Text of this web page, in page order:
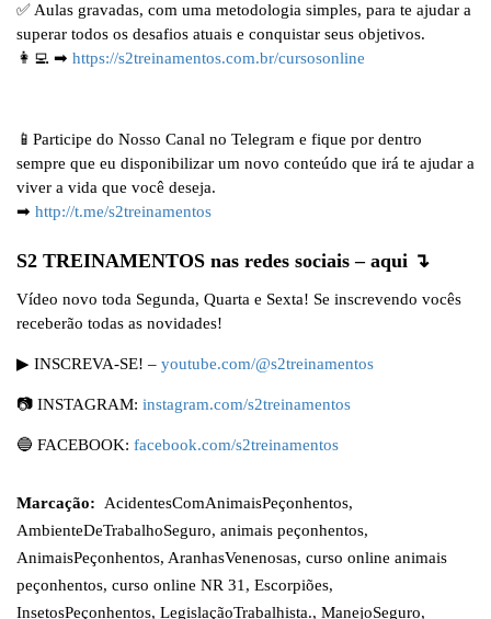
✅ Aulas gravadas, com uma metodologia simples, para te ajudar a
superar todos os desafios atuais e conquistar seus objetivos.
👩‍💻 ➡ https://s2treinamentos.com.br/cursosonline
📱Participe do Nosso Canal no Telegram e fique por dentro
sempre que eu disponibilizar um novo conteúdo que irá te ajudar a
viver a vida que você deseja.
➡ http://t.me/s2treinamentos
S2 TREINAMENTOS nas redes sociais – aqui ↴
Vídeo novo toda Segunda, Quarta e Sexta! Se inscrevendo vocês
receberão todas as novidades!
▶ INSCREVA-SE! – youtube.com/@s2treinamentos
📷 INSTAGRAM: instagram.com/s2treinamentos
🔵 FACEBOOK: facebook.com/s2treinamentos
Marcação: AcidentesComAnimaisPeçonhentos,
AmbienteDeTrabalhoSeguro, animais peçonhentos,
AnimaisPeçonhentos, AranhasVenenosas, curso online animais
peçonhentos, curso online NR 31, Escorpiões,
InsetosPeçonhentos, LegislaçãoTrabalhista., ManejoSeguro,